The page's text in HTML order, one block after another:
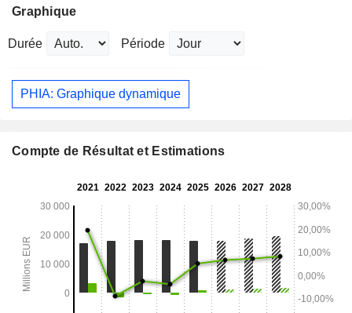
Graphique
Durée Période
PHIA: Graphique dynamique
Compte de Résultat et Estimations